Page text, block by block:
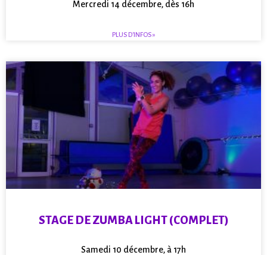
Mercredi 14 décembre, dès 16h
PLUS D'INFOS »
STAGE DE ZUMBA LIGHT (COMPLET)
Samedi 10 décembre, à 17h